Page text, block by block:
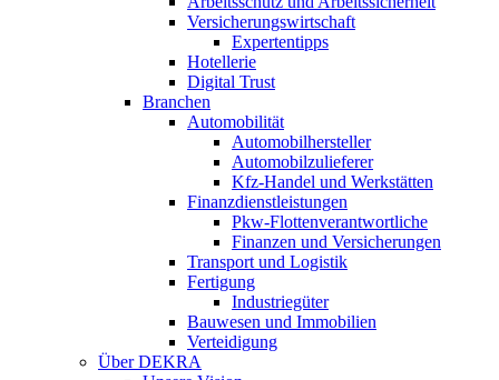
Versicherungswirtschaft
Expertentipps
Hotellerie
Digital Trust
Branchen
Automobilität
Automobilhersteller
Automobilzulieferer
Kfz-Handel und Werkstätten
Finanzdienstleistungen
Pkw‑Flottenverantwortliche
Finanzen und Versicherungen
Transport und Logistik
Fertigung
Industriegüter
Bauwesen und Immobilien
Verteidigung
Über DEKRA